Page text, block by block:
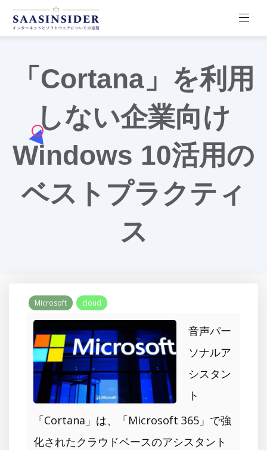
「Cortana」を利用
しない企業向け
Windows 10活用の
ベストプラクティ
ス
Microsoft cloud
音声パー
ソナルア
シスタン
ト
「Cortana」は、「Microsoft 365」で強
化されたクラウドベースのアシスタント